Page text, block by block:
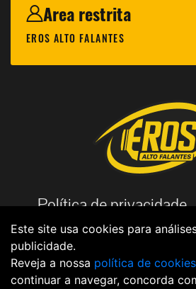
Area restrita
EROS ALTO FALANTES
Política de
cookies |Código de
Legal |
Política
Este site usa cookies para
publicidade.
Reveja a nossa política de cookies
continuar a navegar, concorda